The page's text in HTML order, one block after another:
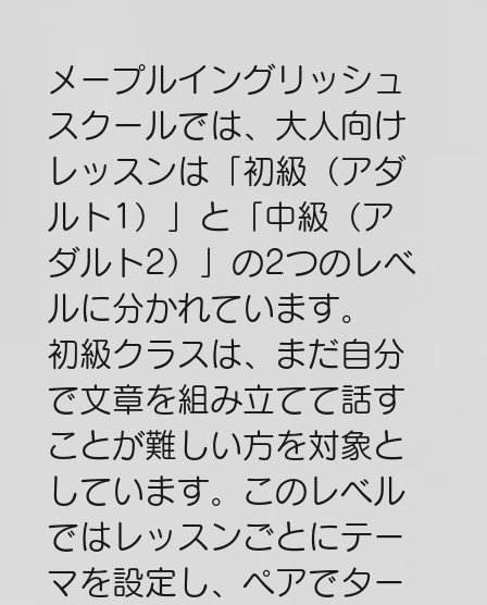
メープルイングリッシュ
スクールでは、大人向け
レッスンは「初級（アダ
ルト1）」と「中級（ア
ダルト2）」の2つのレベ
ルに分かれています。
初級クラスは、まだ自分
で文章を組み立てて話す
ことが難しい方を対象と
しています。このレベル
ではレッスンごとにテー
マを設定し、ペアでター